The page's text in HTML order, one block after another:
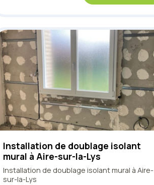
Installation de doublage isolant
mural à Aire-sur-la-Lys
Installation de doublage isolant mural à Aire-
sur-la-Lys